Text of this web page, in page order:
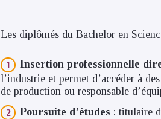
Les diplômés du Bachelor en
Insertion professionnelle
l’industrie et permet d’accéder à
de production ou responsable
Poursuite d’études : titulaire